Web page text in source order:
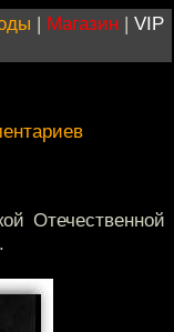
| Магазин | VIP
Отечественной